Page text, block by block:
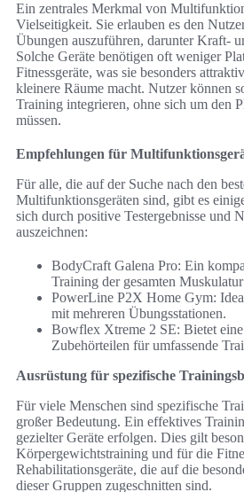
Ein zentrales Merkmal von
Vielseitigkeit. Sie erlauben es den
Übungen auszuführen, darunter Kraft-
Solche Geräte benötigen oft weniger
Fitnessgeräte, was sie besonders
kleinere Räume macht. Nutzer können
Training integrieren, ohne sich um den
müssen.
Empfehlungen für
Für alle, die auf der Suche nach den
Multifunktionsgeräten sind, gibt es
sich durch positive Testergebnisse und
auszeichnen:
BodyCraft Galena Pro: Ein
Training der gesamten
PowerLine P2X Home Gym:
mit mehreren Übungsstationen.
Bowflex Xtreme 2 SE: Bietet
Zubehörteilen für umfassende
Ausrüstung für spezifische
Für viele Menschen sind spezifische
großer Bedeutung. Ein effektives
gezielter Geräte erfolgen. Dies gilt
Körpergewichtstraining und für die
Rehabilitationsgeräte, die auf die
dieser Gruppen zugeschnitten sind.